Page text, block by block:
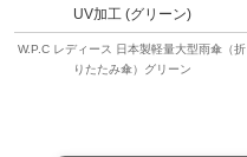
UV加工 (グリーン)
W.P.C レディース 日本製軽量大型雨傘（折
りたたみ傘）グリーン